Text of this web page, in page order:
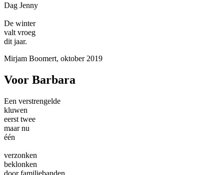
Dag Jenny
De winter
valt vroeg
dit jaar.
Mirjam Boomert, oktober 2019
Voor Barbara
Een verstrengelde
kluwen
eerst twee
maar nu
één
verzonken
beklonken
door familiebanden